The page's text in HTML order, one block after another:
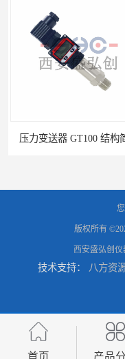
压力变送器 GT100 结构
压力变送器 ZPM213 按
版权所有
西安盛弘创仪
技术支持： 八方资
首页 产品